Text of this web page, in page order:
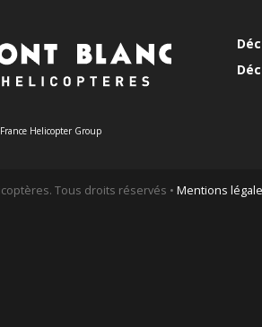
Helicopter Group
Tous droits réservés • Mentions